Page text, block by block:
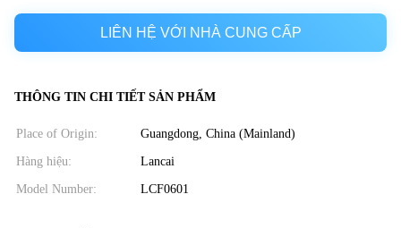
LIÊN HỆ VỚI NHÀ CUNG CẤP
THÔNG TIN CHI TIẾT SẢN PHẨM
Place of Origin: Guangdong, China (Mainland)
Hàng hiệu: Lancai
Model Number: LCF0601